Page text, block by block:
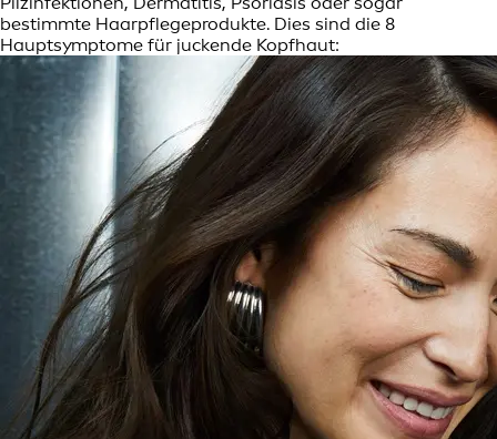
bestimmte Haarpflegeprodukte. Dies sind die 8
Hauptsymptome für juckende Kopfhaut: